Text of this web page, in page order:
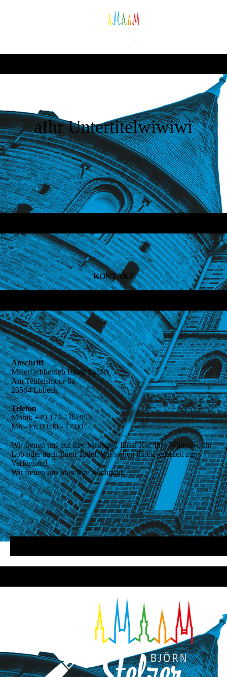
aIhr Untertitelwiwiwi
KONTAKT
Anschrift
Malerfachbetrieb Björn Stelzer
Am Teufelsmoor 8a
23564 Lübeck
Telefon
Mobil:+49 177 7367953
Mo - Fr.09:00 - 17:00
Wir freuen uns auf Ihre Meinung, Ihren Rat, Ihre Wünsche, Ihr
Lob oder auch Ihren Tadel. Wir stehen Ihnen jederzeit zur
Verfügung!
Wir freuen uns über Ihre Nachricht.